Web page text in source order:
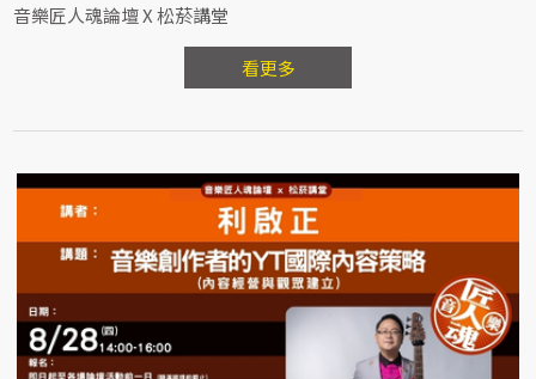
音樂匠人魂論壇 X 松菸講堂
看更多